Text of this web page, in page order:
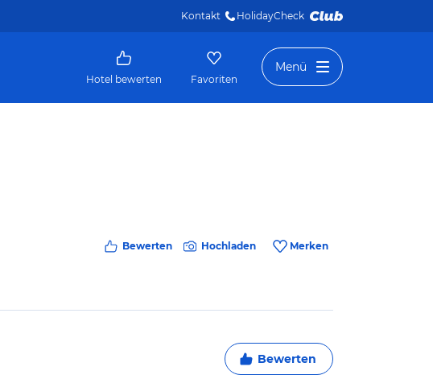
Kontakt HolidayCheck
Hotel bewerten Favoriten
Menü
Bewerten Hochladen Merken
Bewerten